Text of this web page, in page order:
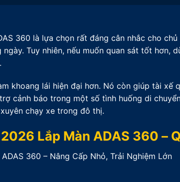
360 là lựa chọn rất đáng cân nhắc cho
Tuy nhiên, nếu muốn quan sát tốt hơn,
khoang lái hiện đại hơn. Nó còn giúp tài
cảnh báo trong một số tình huống di
chạy xe trong đô thị.
Lắp Màn ADAS 360 –